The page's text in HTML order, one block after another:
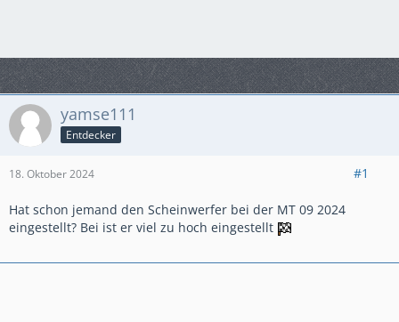
yamse111
Entdecker
18. Oktober 2024 #1
Hat schon jemand den Scheinwerfer bei der MT 09 2024
eingestellt? Bei ist er viel zu hoch eingestellt